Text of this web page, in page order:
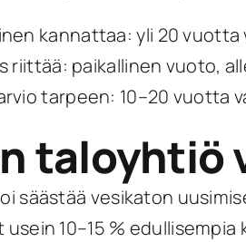
kannattaa: yli 20
riittää: paikallinen vuoto,
tarpeen: 10–20 vuotta
taloyhtiö
säästää vesikaton
usein 10–15 %